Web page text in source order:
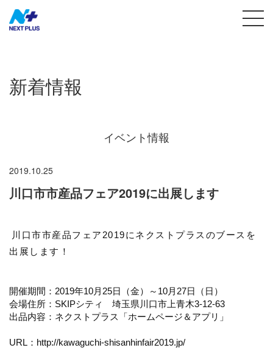
新着情報
イベント情報
2019.10.25
川口市市産品フェア2019に出展します
川口市市産品フェア2019にネクストプラスのブースを
出展します！
開催期間：2019年10月25日（金）～10月27日（日）
会場住所：SKIPシティ 埼玉県川口市上青木3-12-63
出品内容：ネクストプラス「ホームページ＆アプリ」
URL：http://kawaguchi-shisanhinfair2019.jp/